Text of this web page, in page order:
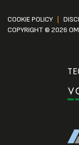
COOKIE POLICY
COPYRIGHT © 2026